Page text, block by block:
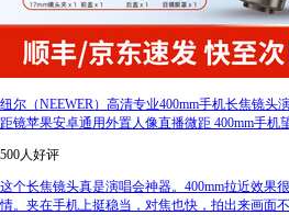
纽尔（NEEWER）高清专业400mm手机长焦镜头
距镜苹果安卓通用外置人像直播微距 400mm手机
500人好评
这个长焦镜头真是演唱会神器。400mm拉近效果
情。夹在手机上挺稳当，对焦也快，拍出来画面